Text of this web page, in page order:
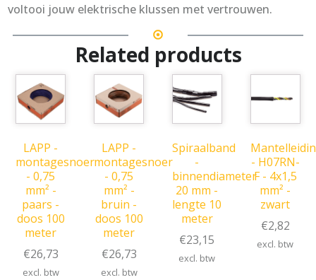
voltooi jouw elektrische klussen met vertrouwen.
Related products
LAPP -
montagesnoer
- 0,75
mm² -
paars -
doos 100
meter
€26,73
excl. btw
LAPP -
montagesnoer
- 0,75
mm² -
bruin -
doos 100
meter
€26,73
excl. btw
Spiraalband
-
binnendiameter
20 mm -
lengte 10
meter
€23,15
excl. btw
- H07RN-
F - 4x1,5
mm² -
zwart
€2,82
excl. btw